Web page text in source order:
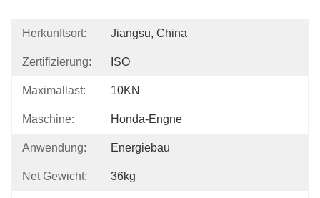
Herkunftsort: Jiangsu, China
Zertifizierung: ISO
Maximallast: 10KN
Maschine: Honda-Engne
Anwendung: Energiebau
Net Gewicht: 36kg